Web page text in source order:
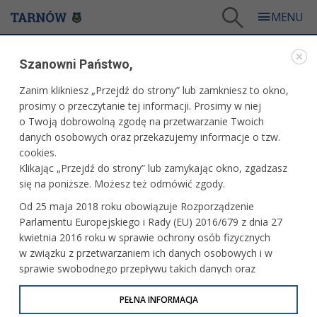
Czwartki lekkoatletyczne
WARTO ZOBACZYĆ
CZWARTKI LEKKOATLETYCZNE
12.05.2022, 17:44 fot. Paweł Topolski
Szanowni Państwo,
Zanim klikniesz „Przejdź do strony” lub zamkniesz to okno,
prosimy o przeczytanie tej informacji. Prosimy w niej
o Twoją dobrowolną zgodę na przetwarzanie Twoich
danych osobowych oraz przekazujemy informacje o tzw.
cookies.
Klikając „Przejdź do strony” lub zamykając okno, zgadzasz
się na poniższe. Możesz też odmówić zgody.
Od 25 maja 2018 roku obowiązuje Rozporządzenie
Parlamentu Europejskiego i Rady (EU) 2016/679 z dnia 27
kwietnia 2016 roku w sprawie ochrony osób fizycznych
w związku z przetwarzaniem ich danych osobowych i w
sprawie swobodnego przepływu takich danych oraz
uchylenia dyrektywy 95/46/WE (określane jako RODO, GDPR
lub Ogólne Rozporządzenie o Ochronie Danych
PEŁNA INFORMACJA